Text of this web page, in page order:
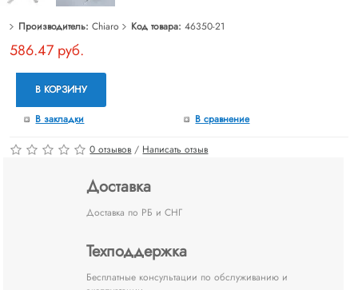
Производитель: Chiaro Код товара: 46350-21
586.47 руб.
В КОРЗИНУ
В закладки В сравнение
0 отзывов / Написать отзыв
Доставка
Доставка по РБ и СНГ
Техподдержка
Бесплатные консультации по обслуживанию и